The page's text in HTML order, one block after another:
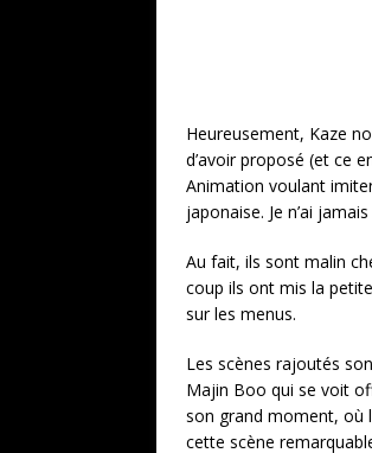
Heureusement, Kaze
d’avoir proposé (et ce
Animation voulant
japonaise. Je n’ai
Au fait, ils sont malin
coup ils ont mis la
sur les menus.
Les scènes rajoutés
Majin Boo qui se voit
son grand moment, où
cette scène